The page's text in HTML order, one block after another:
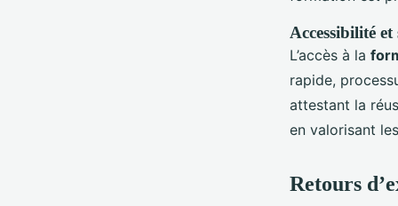
Accessibilité
L’accès à la
rapide,
attestant la
en valorisant
Retours